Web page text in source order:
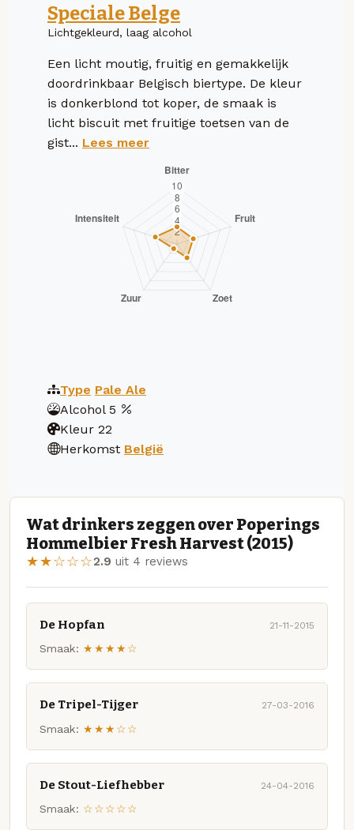
Speciale Belge
Lichtgekleurd, laag alcohol
Een licht moutig, fruitig en gemakkelijk
doordrinkbaar Belgisch biertype. De kleur
is donkerblond tot koper, de smaak is
licht biscuit met fruitige toetsen van de
gist... Lees meer
Type Pale Ale
Alcohol 5
Kleur 22
Herkomst België
Wat drinkers zeggen over Poperings
Hommelbier Fresh Harvest (2015)
★★☆☆☆2.9 uit 4 reviews
De Hopfan 21-11-2015
Smaak: ★★★★☆
De Tripel-Tijger 27-03-2016
Smaak: ★★★☆☆
De Stout-Liefhebber 24-04-2016
Smaak: ☆☆☆☆☆